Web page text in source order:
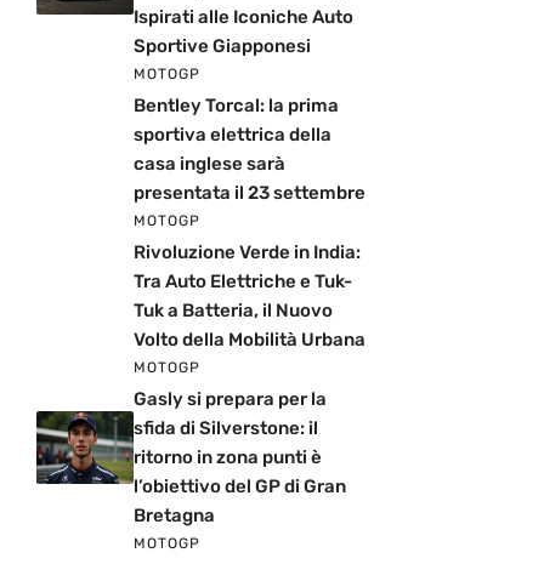
Ispirati alle Iconiche Auto
Sportive Giapponesi
MOTOGP
Bentley Torcal: la prima
sportiva elettrica della
casa inglese sarà
presentata il 23 settembre
MOTOGP
Rivoluzione Verde in India:
Tra Auto Elettriche e Tuk-
Tuk a Batteria, il Nuovo
Volto della Mobilità Urbana
MOTOGP
Gasly si prepara per la
sfida di Silverstone: il
ritorno in zona punti è
l’obiettivo del GP di Gran
Bretagna
MOTOGP